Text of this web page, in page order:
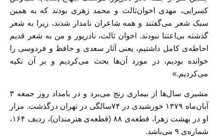
کسرایی، مهدی اخوان‌ثالث و محمد زهری بودند که به همین
سبک شعر می‌گفتند و همه شاعران نامدار شدند، زیرا به شعر
گذشته بی‌اعتنا نبودند. اخوان ثالث، نادرپور و من به شعر قدیم
احاطه‌ی کامل داشتیم، یعنی آثار سعدی و حافظ و فردوسی را
خوانده بودیم، در مورد آن‌ها بحث می‌کردیم و بر آن تکیه
می‌کردیم.»
مشیری سال‌ها از بیماری رنج می‌برد و در بامداد روز جمعه ۳
آبان‌ماه ۱۳۷۹ خورشیدی در ۷۴سالگی در تهران درگذشت. مزار
او در بهشت زهرا، قطعه‌ی ۸۸ (قطعه‌ی هنرمندان)، ردیف ۱۶۴،
شماره‌ی ۹ می‌باشد.